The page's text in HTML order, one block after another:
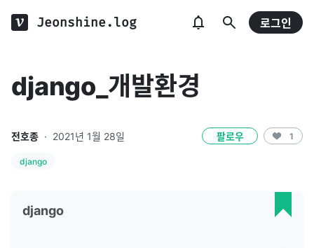
Jeonshine.log 로그인
django_개발환경
전호종 · 2021년 1월 28일 팔로우 1
django
django